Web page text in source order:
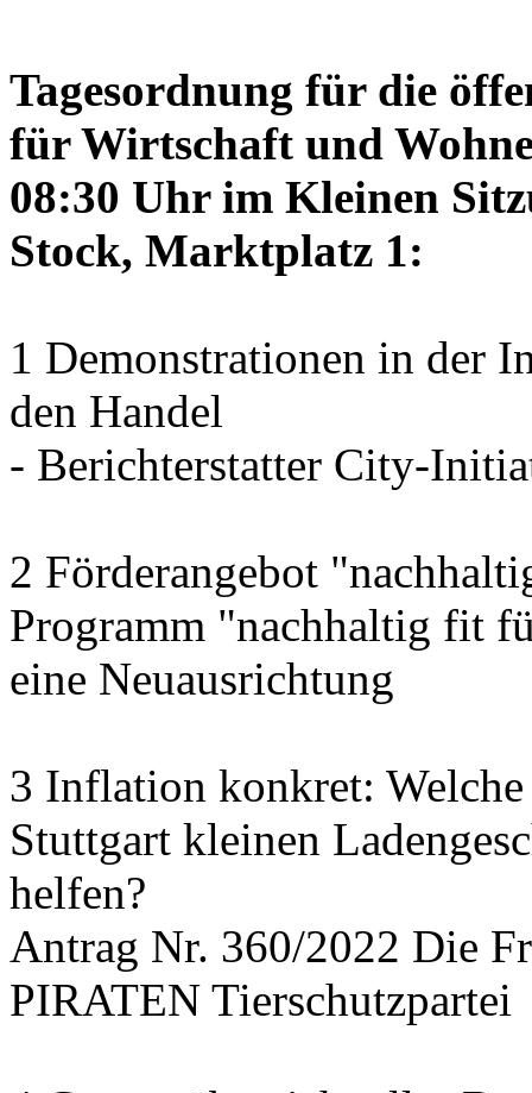
Tagesordnung für die
für Wirtschaft und
08:30 Uhr im Kleinen
Stock, Marktplatz 1:
1 Demonstrationen in der
den Handel
- Berichterstatter City-
2 Förderangebot
Programm "nachhaltig fit
eine Neuausrichtung
3 Inflation konkret:
Stuttgart kleinen
helfen?
Antrag Nr. 360/2022 Die
PIRATEN Tierschutzpartei